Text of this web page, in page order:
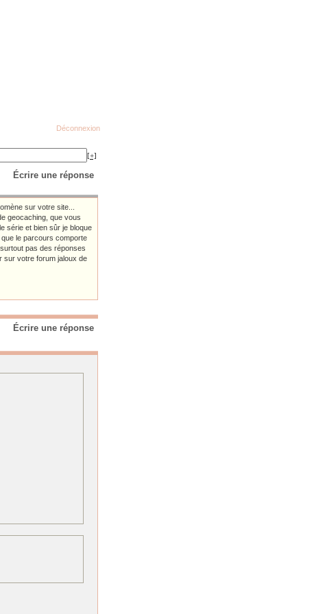
Déconnexion
[+]
Écrire une réponse
sur votre site...
geocaching, que vous
série et bien sûr je bloque
le parcours comporte
pas des réponses
sur votre forum jaloux de
Écrire une réponse